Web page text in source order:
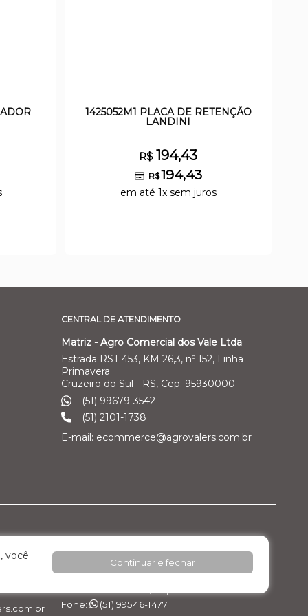
1425052M1 PLACA DE RETENÇÃO
LANDINI
R$ 194,43
R$194,43
em até 1x sem juros
CENTRAL DE ATENDIMENTO
Matriz - Agro Comercial dos Vale Ltda
Estrada RST 453, KM 26,3, nº 152, Linha
Primavera
Cruzeiro do Sul - RS, Cep: 95930000
(51) 99679-3542
(51) 2101-1738
E-mail: ecommerce@agrovalers.com.br
Ltda
Filial 04 – Pecuária Leiteira - GEA
Rod. RST 453, Km 26,3 nº 152, - Pavilhão 02 -
Fone:
(51) 99546-1477
você
Continuar e fechar